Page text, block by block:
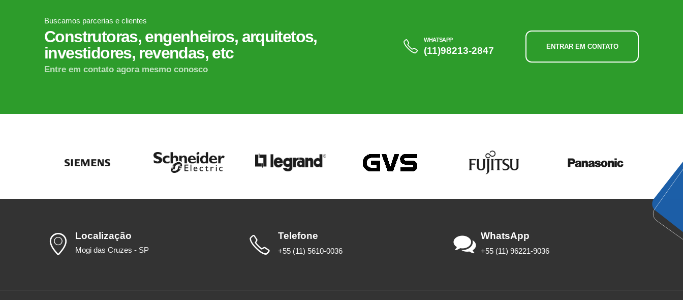
Buscamos parcerias e clientes
Construtoras, engenheiros, arquitetos,
investidores, revendas, etc
Entre em contato agora mesmo conosco
WHATSAPP
(11)98213-2847 ENTRAR EM CONTATO
Localização
Mogi das Cruzes - SP
Telefone
+55 (11) 5610-0036
WhatsApp
+55 (11) 96221-9036